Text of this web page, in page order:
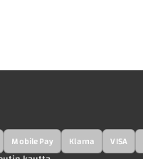
MobilePay Klarna VISA